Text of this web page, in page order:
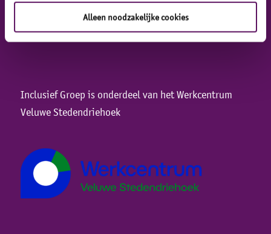
Alleen noodzakelijke cookies
8071 CS Nunspeet
Inclusief Groep is onderdeel van het Werkcentrum
Veluwe Stedendriehoek